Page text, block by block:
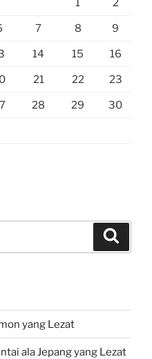
1 2
7 8 9
14 15 16
21 22 23
28 29 30
yang Lezat
ala Jepang yang Lezat